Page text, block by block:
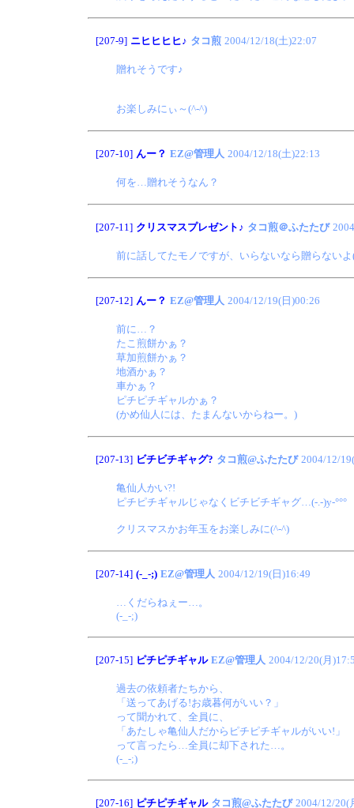
[207-9] ニヒヒヒヒ♪ タコ煎 2004/12/18(土)22:07
贈れそうです♪
お楽しみにぃ～(^-^)
[207-10] んー？ EZ@管理人 2004/12/18(土)22:13
何を…贈れそうなん？
[207-11] クリスマスプレゼント♪ タコ煎＠ふたたび
前に話してたモノですが、いらないなら贈らないよ
[207-12] んー？ EZ@管理人 2004/12/19(日)00:26
前に…？
たこ煎餅かぁ？
草加煎餅かぁ？
地酒かぁ？
車かぁ？
ピチピチギャルかぁ？
(かめ仙人には、たまんないからねー。)
[207-13] ビチビチギャグ? タコ煎@ふたたび 2004/12/
亀仙人かい?!
ピチピチギャルじゃなくビチビチギャグ…(-.-)y-°°°
クリスマスかお年玉をお楽しみに(^-^)
[207-14] (-_-;) EZ@管理人 2004/12/19(日)16:49
…くだらねぇー…。
(-_-;)
[207-15] ピチピチギャル EZ@管理人 2004/12/20(月
過去の依頼者たちから、
「送ってあげる!お歳暮何がいい？」
って聞かれて、全員に、
「あたしゃ亀仙人だからピチピチギャルがいい!」
って言ったら…全員に却下された…。
(-_-;)
[207-16] ピチピチギャル タコ煎@ふたたび 2004/12/20(